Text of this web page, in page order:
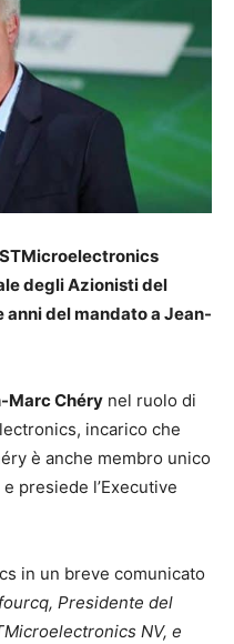
degli Azionisti del
del mandato a Jean-
Marc Chéry nel ruolo di
incarico che
è anche membro unico
presiede l’Executive
in un breve comunicato
Presidente del
NV, e